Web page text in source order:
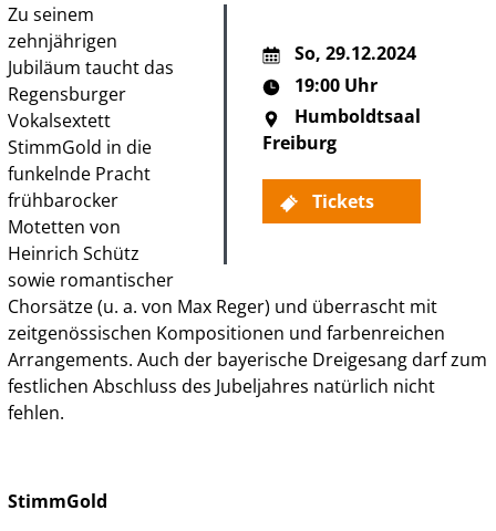
So,29.12.2024
19:00 Uhr
Humboldtsaal
Freiburg
Tickets
Zu seinem
zehnjährigen
Jubiläum taucht das
Regensburger
Vokalsextett
StimmGold in die
funkelnde Pracht
frühbarocker
Motetten von
Heinrich Schütz
sowie romantischer
Chorsätze (u. a. von Max Reger) und überrascht mit
zeitgenössischen Kompositionen und farbenreichen
Arrangements. Auch der bayerische Dreigesang darf zum
festlichen Abschluss des Jubeljahres natürlich nicht
fehlen.
StimmGold